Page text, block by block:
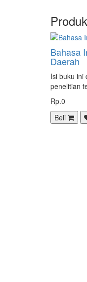
Bahasa
Daerah
Isi buku ini
penelitian
Rp.0
Beli